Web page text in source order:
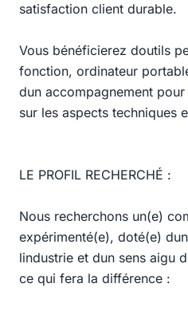
satisfaction client durable.
Vous bénéficierez doutils
fonction, ordinateur
dun accompagnement
sur les aspects techniques
LE PROFIL RECHERCHÉ :
Nous recherchons un(e)
expérimenté(e), doté(e)
lindustrie et dun sens aigu
ce qui fera la différence :